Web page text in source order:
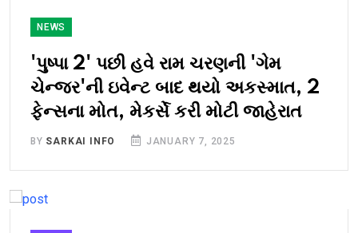
NEWS
'પુષ્પા 2' પછી હવે રામ ચરણની 'ગેમ
ચેન્જર'ની ઇવેન્ટ બાદ થયો અકસ્માત, 2
ફેન્સના મોત, મેકર્સે કરી મોટી જાહેરાત
BY SARKAI INFO JANUARY 7, 2025